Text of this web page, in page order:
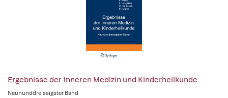
Ergebnisse der Inneren Medizin und Kinderheilkunde
Neununddreissigster Band